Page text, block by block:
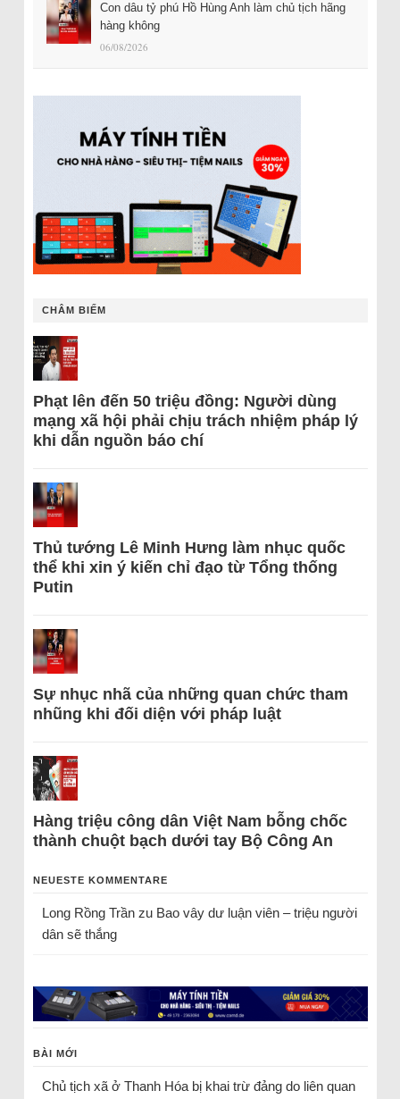
Con dâu tỷ phú Hồ Hùng Anh làm chủ tịch hãng
hàng không
06/08/2026
CHÂM BIẾM
Phạt lên đến 50 triệu đồng: Người dùng
mạng xã hội phải chịu trách nhiệm pháp lý
khi dẫn nguồn báo chí
Thủ tướng Lê Minh Hưng làm nhục quốc
thể khi xin ý kiến chỉ đạo từ Tổng thống
Putin
Sự nhục nhã của những quan chức tham
nhũng khi đối diện với pháp luật
Hàng triệu công dân Việt Nam bỗng chốc
thành chuột bạch dưới tay Bộ Công An
NEUESTE KOMMENTARE
Long Rồng Trầnzu Bao vây dư luận viên – triệu người
dân sẽ thắng
BÀI MỚI
Chủ tịch xã ở Thanh Hóa bị khai trừ đảng do liên quan